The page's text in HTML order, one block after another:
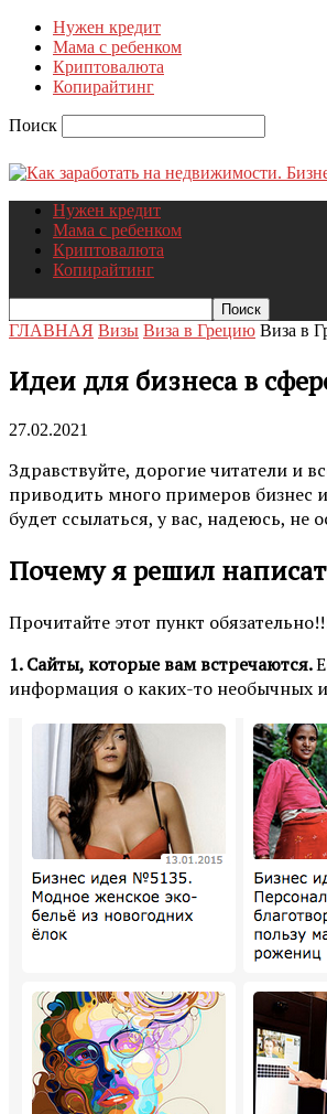
Нужен кредит
Мама с ребенком
Криптовалюта
Копирайтинг
Поиск
Нужен кредит
Мама с ребенком
Криптовалюта
Копирайтинг
ГЛАВНАЯ Визы Виза в Грецию Виза в
Идеи для бизнеса в
27.02.2021
Здравствуйте, дорогие читатели и
приводить много примеров бизнес
будет ссылаться, у вас, надеюсь, не
Почему я решил
Прочитайте этот пункт
1. Сайты, которые вам встречаются.
информация о каких-то необычных